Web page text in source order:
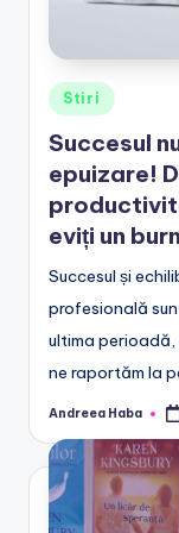
Posted
Stiri
Succesul
epuizare!
eviți un
Succesul și
profesională
ultima perioadă,
ne raportăm la
Posted
Andreea Haba